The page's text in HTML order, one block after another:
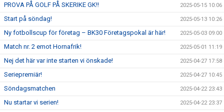
PROVA PÅ GOLF PÅ SKERIKE GK!! 2025-05-15 10:06
Start på söndag! 2025-05-13 10:26
Ny fotbollscup för företag – BK30 Företagspokal är här! 2025-05-03 09:00
Match nr. 2 emot Hornafrik! 2025-05-01 11:19
Nej det här var inte starten vi önskade! 2025-04-27 17:58
Seriepremiär! 2025-04-27 10:45
Söndagsmatchen 2025-04-22 23:43
Nu startar vi serien! 2025-04-22 23:37